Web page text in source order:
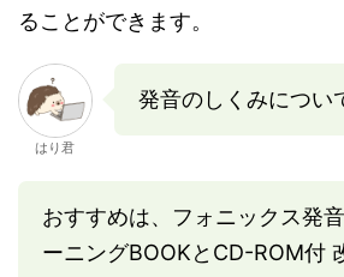
ることができます。
はり君
発音のしくみについ
おすすめは、フォニックス発
ーニングBOOKとCD-ROM付